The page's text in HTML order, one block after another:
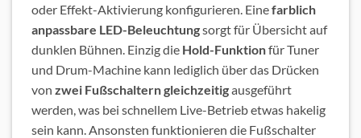
oder Effekt-Aktivierung konfigurieren. Einefarblich
anpassbare LED-Beleuchtungsorgt für Übersicht auf
dunklen Bühnen. Einzig die Hold-Funktionfür Tuner
und Drum-Machine kann lediglich über das Drücken
von zwei Fußschaltern gleichzeitigausgeführt
werden, was bei schnellem Live-Betrieb etwas hakelig
sein kann. Ansonsten funktionieren die Fußschalter